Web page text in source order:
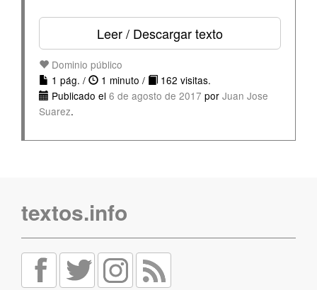
Leer / Descargar texto
Dominio público
1 pág. /
1 minuto /
162 visitas.
Publicado el 6 de agosto de 2017 por Juan Jose
Suarez.
textos.info